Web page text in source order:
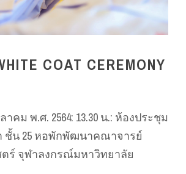
COAT CEREMONY
คม พ.ศ. 2564: 13.30 น.: ห้องประชุม
ชั้น 25 หอพักพัฒนาคณาจารย์
ร์ จุฬาลงกรณ์มหาวิทยาลัย